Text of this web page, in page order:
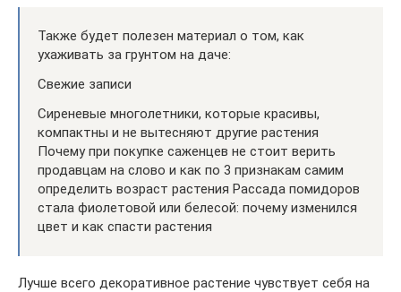
Также будет полезен материал о том, как
ухаживать за грунтом на даче:
Свежие записи
Сиреневые многолетники, которые красивы,
компактны и не вытесняют другие растения
Почему при покупке саженцев не стоит верить
продавцам на слово и как по 3 признакам самим
определить возраст растения Рассада помидоров
стала фиолетовой или белесой: почему изменился
цвет и как спасти растения
Лучше всего декоративное растение чувствует себя на